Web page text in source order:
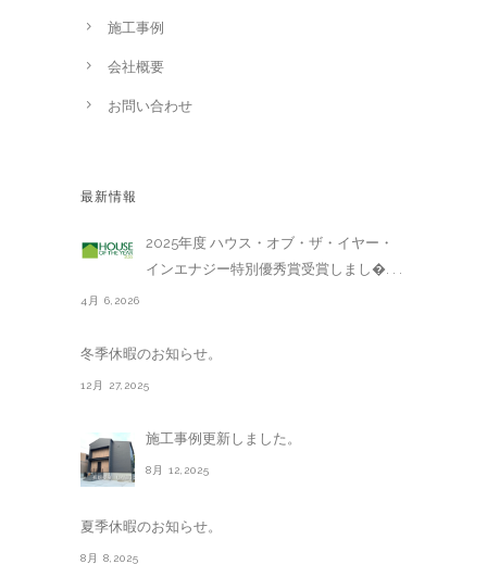
施工事例
会社概要
お問い合わせ
最新情報
2025年度 ハウス・オブ・ザ・イヤー・
インエナジー特別優秀賞受賞しまし�. . .
4月 6,2026
冬季休暇のお知らせ。
12月 27,2025
施工事例更新しました。
8月 12,2025
夏季休暇のお知らせ。
8月 8,2025